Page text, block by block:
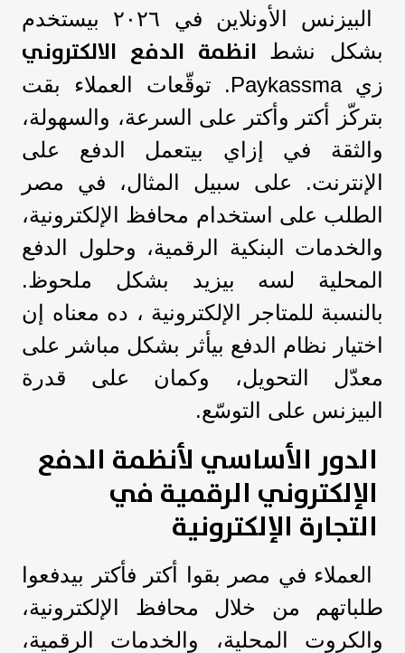
البيزنس الأونلاين في ٢٠٢٦ بيستخدم
بشكل نشط انظمة الدفع الالكتروني
زي Paykassma. توقّعات العملاء بقت
بتركّز أكتر وأكتر على السرعة، والسهولة،
والثقة في إزاي بيتعمل الدفع على
الإنترنت. على سبيل المثال، في مصر
الطلب على استخدام محافظ الإلكترونية،
والخدمات البنكية الرقمية، وحلول الدفع
المحلية لسه بيزيد بشكل ملحوظ.
بالنسبة للمتاجر الإلكترونية ، ده معناه إن
اختيار نظام الدفع بيأثر بشكل مباشر على
معدّل التحويل، وكمان على قدرة
البيزنس على التوسّع.
الدور الأساسي لأنظمة الدفع
الإلكتروني الرقمية في
التجارة الإلكترونية
العملاء في مصر بقوا أكتر فأكتر بيدفعوا
طلباتهم من خلال محافظ الإلكترونية،
والكروت المحلية، والخدمات الرقمية،